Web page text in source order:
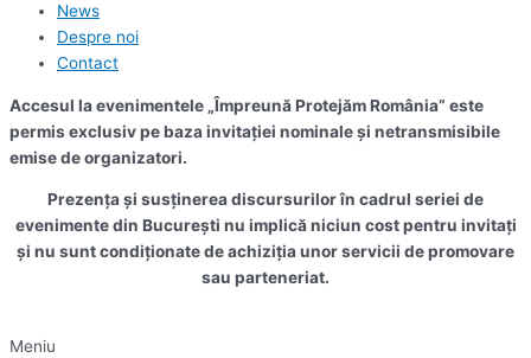
News
Despre noi
Contact
Accesul la evenimentele „Împreună Protejăm România” este
permis exclusiv pe baza invitației nominale și netransmisibile
emise de organizatori.
Prezența și susținerea discursurilor în cadrul seriei de
evenimente din București nu implică niciun cost pentru invitați
și nu sunt condiționate de achiziția unor servicii de promovare
sau parteneriat.
Meniu